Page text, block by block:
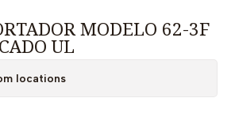
MODELO 62-3F
UL
locations